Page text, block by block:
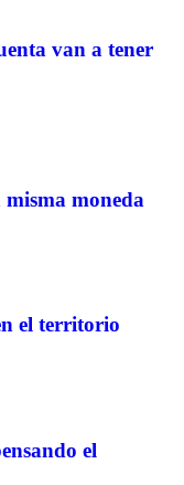
van a tener
moneda
el territorio
el